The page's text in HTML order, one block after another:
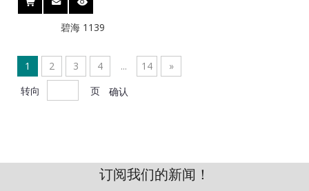
碧海 1139
1 2 3 4 ... 14
»
转向
页 确认
订阅我们的新闻！